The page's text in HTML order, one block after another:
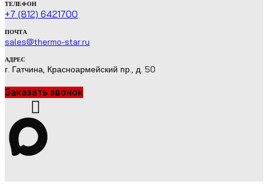
ТЕЛЕФОН
+7 (812) 6421700
ПОЧТА
sales@thermo-star.ru
АДРЕС
г. Гатчина, Красноармейский пр., д. 50
Заказать звонок